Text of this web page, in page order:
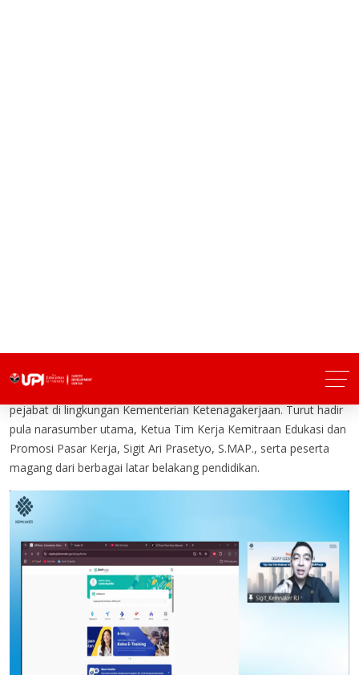
Kegiatan yang berlangsung secara daring tersebut dihadiri oleh
Kepala Badan Perencanaan dan Pengembangan
Ketenagakerjaan, Prof. Anwar Sanusi, Ph.D., serta sejumlah
pejabat di lingkungan Kementerian Ketenagakerjaan. Turut hadir
pula narasumber utama, Ketua Tim Kerja Kemitraan Edukasi dan
Promosi Pasar Kerja, Sigit Ari Prasetyo, S.MAP., serta peserta
magang dari berbagai latar belakang pendidikan.